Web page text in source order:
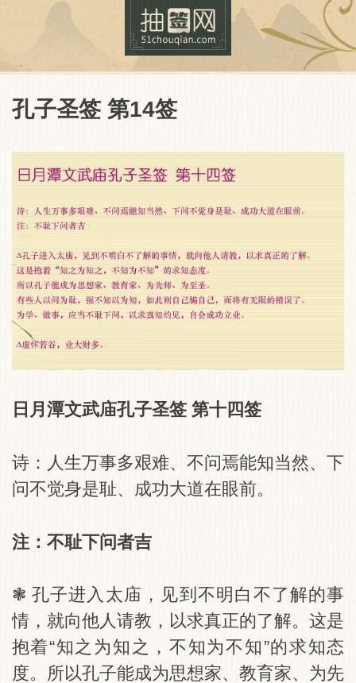
抽签网
孔子圣签 第14签
日月潭文武庙孔子圣签 第十四签
诗：人生万事多艰难、不问焉能知当然、下
问不觉身是耻、成功大道在眼前。
注：不耻下问者吉
❃ 孔子进入太庙，见到不明白不了解的事
情，就向他人请教，以求真正的了解。这是
抱着“知之为知之，不知为不知”的求知态
度。所以孔子能成为思想家、教育家、为先